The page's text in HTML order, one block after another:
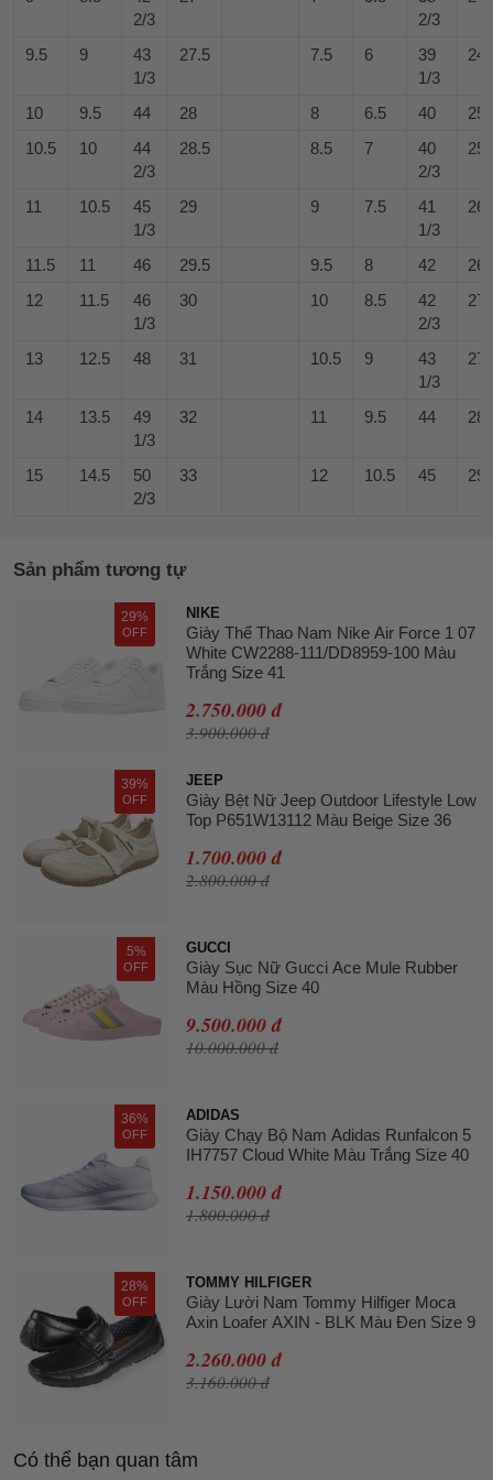
2/3
2/3
9.5 9
43
1/3
27.5 7.5 6
39
1/3
10 9.5 44 28 8 6.5 40
25
10.5
10
44
2/3
28.5 8.5 7
40
2/3
11 10.5
45
1/3
29 9 7.5
41
1/3
26
11.5 11 46 29.5 9.5 8 42
12
11.5
46
1/3
30 10 8.5
42
2/3
27
13 12.5 48 31 10.5 9
43
1/3
14 13.5
49
1/3
32 11 9.5 44 28
15 14.5
50
2/3
33 12 10.5 45 29
Sản phẩm tương tự
29%
OFF
NIKE
Giày Thể Thao Nam Nike Air Force 1 07
White CW2288-111/DD8959-100 Màu
Trắng Size 41
2.750.000 đ
3.900.000 đ
39%
OFF
JEEP
Giày Bệt Nữ Jeep Outdoor Lifestyle Low
Top P651W13112 Màu Beige Size 36
1.700.000 đ
2.800.000 đ
5%
OFF
GUCCI
Giày Sục Nữ Gucci Ace Mule Rubber
Màu Hồng Size 40
9.500.000 đ
10.000.000 đ
36%
OFF
ADIDAS
Giày Chạy Bộ Nam Adidas Runfalcon 5
IH7757 Cloud White Màu Trắng Size 40
1.150.000 đ
1.800.000 đ
28%
OFF
TOMMY HILFIGER
Giày Lười Nam Tommy Hilfiger Moca
Axin Loafer AXIN - BLK Màu Đen Size 9
2.260.000 đ
3.160.000 đ
Có thể bạn quan tâm